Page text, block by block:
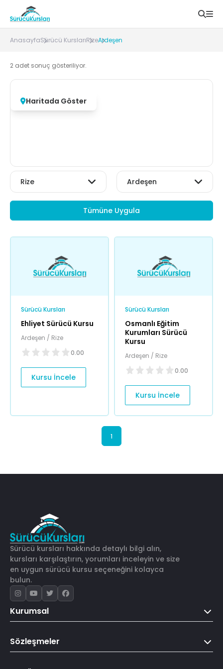
AnasayfaSürücü KurslarıRizeArdeşen
2 adet sonuç gösteriliyor.
Haritada Göster
Tümüne Uygula
Sürücü Kursları
Ehliyet Sürücü Kursu
Ardeşen / Rize
0.00
Kursu İncele
Sürücü Kursları
Osmanlı Eğitim
Kurumları Sürücü
Kursu
Ardeşen / Rize
0.00
Kursu İncele
1
Sürücü kursları hakkında detaylı bilgi alın,
kursları karşılaştırın, yorumları inceleyin ve size
en uygun sürücü kursu seçeneğini kolayca
bulun.
Kurumsal
Sözleşmeler